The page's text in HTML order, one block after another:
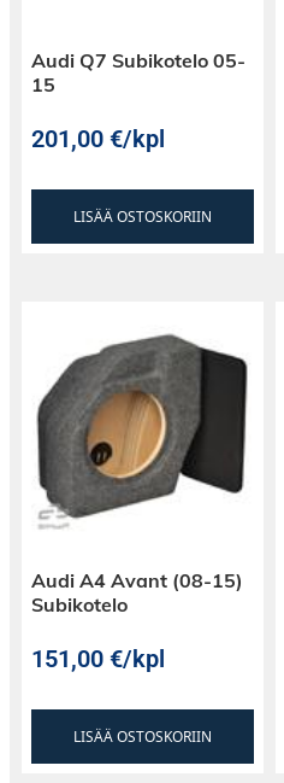
Audi Q7 Subikotelo 05-
15
201,00€/kpl
LISÄÄ OSTOSKORIIN
Audi A4 Avant (08-15)
Subikotelo
151,00€/kpl
LISÄÄ OSTOSKORIIN